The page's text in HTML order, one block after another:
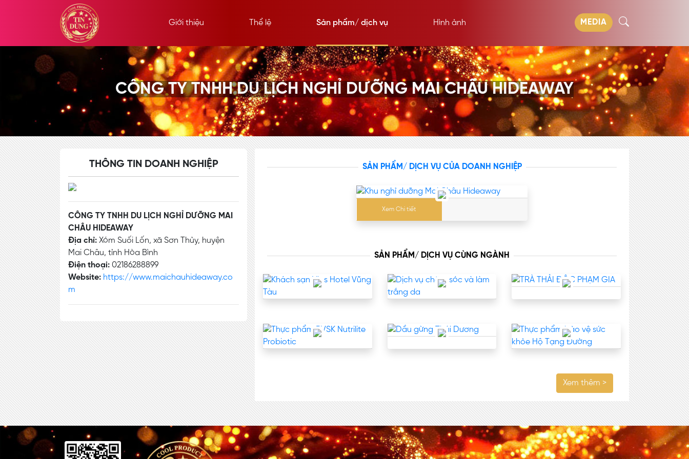
Giới thiệu Thể lệ Sản phẩm/ dịch vụ Hình ảnh MEDIA
CÔNG TY TNHH DU LỊCH NGHỈ DƯỠNG MAI CHÂU HIDEAWAY
THÔNG TIN DOANH NGHIỆP
CÔNG TY TNHH DU LỊCH NGHỈ DƯỠNG MAI
CHÂU HIDEAWAY
Địa chỉ: Xóm Suối Lốn, xã Sơn Thủy, huyện
Mai Châu, tỉnh Hòa Bình
Điện thoại: 02186288899
Website: https://www.maichauhideaway.co
m
SẢN PHẨM/ DỊCH VỤ CỦA DOANH NGHIỆP
Xem Chi tiết
SẢN PHẨM/ DỊCH VỤ CÙNG NGÀNH
Xem thêm >